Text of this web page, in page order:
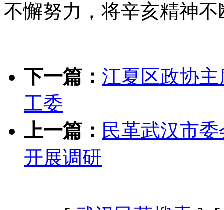
不懈努力，将辛亥精神
下一篇： 江夏区政协
工委
上一篇： 民革武汉市
开展调研